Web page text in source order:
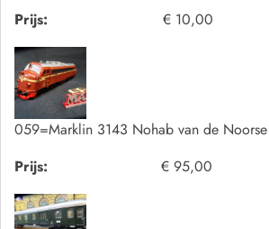
Prijs:
€ 10,00
059=Marklin 3143 Nohab van de
Prijs:
€ 95,00